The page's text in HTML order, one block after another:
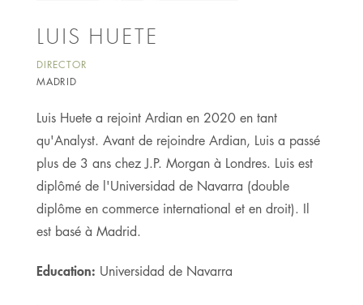
LUIS HUETE
DIRECTOR
MADRID
Luis Huete a rejoint Ardian en 2020 en tant
qu'Analyst. Avant de rejoindre Ardian, Luis a passé
plus de 3 ans chez J.P. Morgan à Londres. Luis est
diplômé de l'Universidad de Navarra (double
diplôme en commerce international et en droit). Il
est basé à Madrid.
Education: Universidad de Navarra